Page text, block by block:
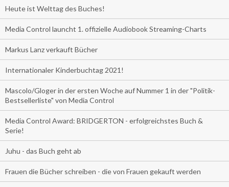
Heute ist Welttag des Buches!
Media Control launcht 1. offizielle Audiobook Streaming-Charts
Markus Lanz verkauft Bücher
Internationaler Kinderbuchtag 2021!
Mascolo/Gloger in der ersten Woche auf Nummer 1 in der "Politik-
Bestsellerliste" von Media Control
Media Control Award: BRIDGERTON - erfolgreichstes Buch &
Serie!
Juhu - das Buch geht ab
Frauen die Bücher schreiben - die von Frauen gekauft werden